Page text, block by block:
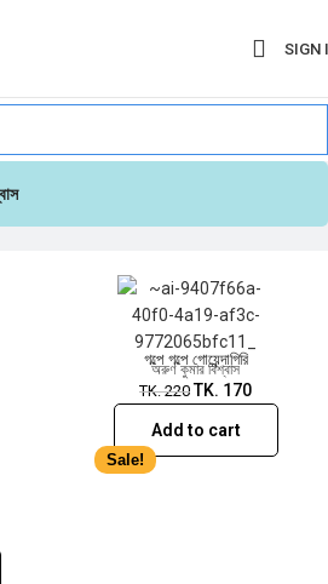
SIGN
গল্পে গল্পে গোয়েন্দাগিরি
অরুণ কুমার বিশ্বাস
TK.220 TK. 170
Add to cart
Sale!